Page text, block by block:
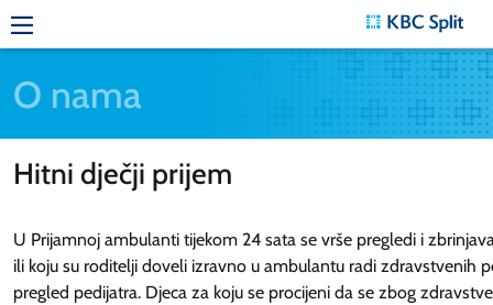
O nama
Hitni dječji prijem
U Prijamnoj ambulanti tijekom 24 sata se vrše pregledi i
ili koju su roditelji doveli izravno u ambulantu radi zdravstvenih
pregled pedijatra. Djeca za koju se procijeni da se zbog